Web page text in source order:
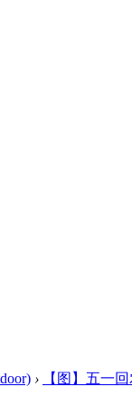
›
【图】五一